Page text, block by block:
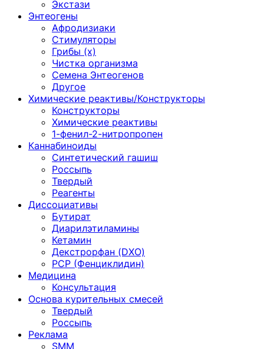
Экстази
Энтеогены
Афродизиаки
Стимуляторы
Грибы (х)
Чистка организма
Семена Энтеогенов
Другое
Химические реактивы/Конструкторы
Конструкторы
Химические реактивы
1-фенил-2-нитропропен
Каннабиноиды
Синтетический гашиш
Россыпь
Твердый
Реагенты
Диссоциативы
Бутират
Диарилэтиламины
Кетамин
Декстрорфан (DXO)
PCP (Фенциклидин)
Медицина
Консультация
Основа курительных смесей
Твердый
Россыпь
Реклама
SMM